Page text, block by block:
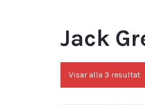
Jack
Visar alla 3 resultat